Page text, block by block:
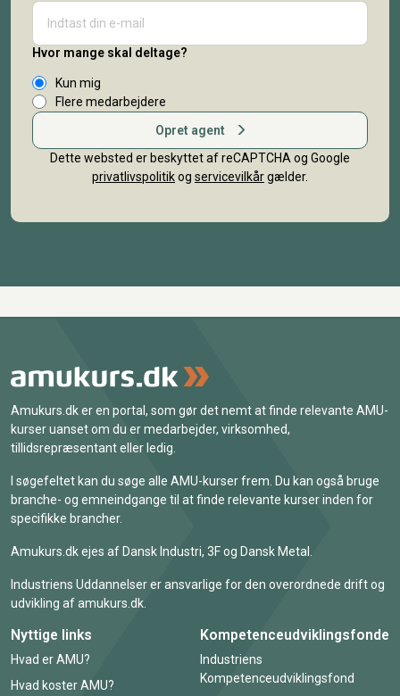
Hvor mange skal deltage?
Kun mig
Flere medarbejdere
Opret agent
Dette websted er beskyttet af reCAPTCHA og Google
privatlivspolitikog servicevilkårgælder.
Amukurs.dk er en portal, som gør det nemt at finde relevante AMU-
kurser uanset om du er medarbejder, virksomhed,
tillidsrepræsentant eller ledig.
I søgefeltet kan du søge alle AMU-kurser frem. Du kan også bruge
branche- og emneindgange til at finde relevante kurser inden for
specifikke brancher.
Amukurs.dk ejes af Dansk Industri, 3F og Dansk Metal.
Industriens Uddannelser er ansvarlige for den overordnede drift og
udvikling af amukurs.dk.
Nyttige links
Hvad er AMU?
Hvad koster AMU?
Kompetenceudviklingsfonde
Industriens
Kompetenceudviklingsfond